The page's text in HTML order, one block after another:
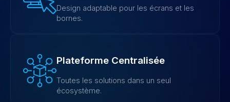
Design adaptable pour les écrans et les
bornes.
Plateforme Centralisée
Toutes les solutions dans un seul
écosystème.